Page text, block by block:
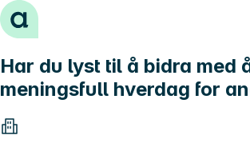
Hopp til innhold
Har du lyst til å bidra med
meningsfull hverdag for